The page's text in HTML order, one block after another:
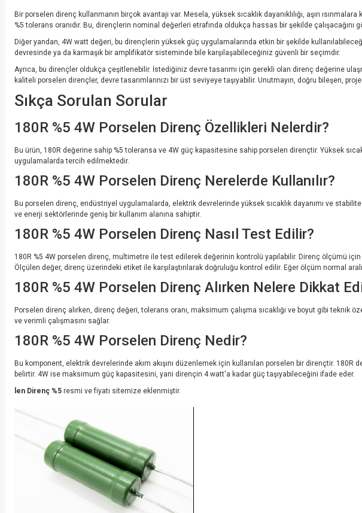
Bir porselen direnç kullanmanın birçok avantajı var. Mesela, yüksek sıcaklık dayanıklılığı, aşırı
%5 tolerans oranıdır. Bu, dirençlerin nominal değerleri etrafında oldukça hassas bir şekilde çalışacağını
Diğer yandan, 4W watt değeri, bu dirençlerin yüksek güç uygulamalarında etkin bir şekilde
devresinde ya da karmaşık bir amplifikatör sisteminde bile karşılaşabileceğiniz güvenli bir seçimdir.
Ayrıca, bu dirençler oldukça çeşitlenebilir. İstediğiniz devre tasarımı için gerekli olan direnç değerine
kaliteli porselen dirençler, devre tasarımlarınızı bir üst seviyeye taşıyabilir. Unutmayın, doğru bileşen,
Sıkça Sorulan Sorular
180R %5 4W Porselen Direnç Özellikleri Nelerdir?
Bu ürün, 180R değerine sahip %5 toleransa ve 4W güç kapasitesine sahip porselen dirençtir. Yüksek
uygulamalarda tercih edilmektedir.
180R %5 4W Porselen Direnç Nerelerde Kullanılır?
Bu porselen direnç, endüstriyel uygulamalarda, elektrik devrelerinde yüksek sıcaklık dayanımı ve
ve enerji sektörlerinde geniş bir kullanım alanına sahiptir.
180R %5 4W Porselen Direnç Nasıl Test Edilir?
180R %5 4W porselen direnç, multimetre ile test edilerek değerinin kontrolü yapılabilir. Direnç ölçümü
Ölçülen değer, direnç üzerindeki etiket ile karşılaştırılarak doğruluğu kontrol edilir. Eğer ölçüm normal
180R %5 4W Porselen Direnç Alırken Nelere Dikkat
Porselen direnç alırken, direnç değeri, tolerans oranı, maksimum çalışma sıcaklığı ve boyut gibi teknik
ve verimli çalışmasını sağlar.
180R %5 4W Porselen Direnç Nedir?
Bu komponent, elektrik devrelerinde akım akışını düzenlemek için kullanılan porselen bir dirençtir.
belirtir. 4W ise maksimum güç kapasitesini, yani dirençin 4 watt'a kadar güç taşıyabileceğini ifade eder.
len Direnç %5 resmi ve fiyatı sitemize eklenmiştir.